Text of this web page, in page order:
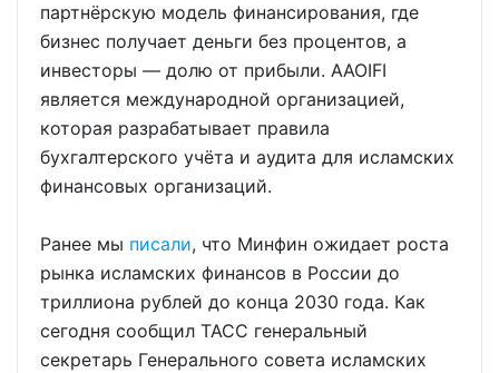
партнёрскую модель финансирования, где
бизнес получает деньги без процентов, а
инвесторы — долю от прибыли. AAOIFI
является международной организацией,
которая разрабатывает правила
бухгалтерского учёта и аудита для исламских
финансовых организаций.
Ранее мы писали, что Минфин ожидает роста
рынка исламских финансов в России до
триллиона рублей до конца 2030 года. Как
сегодня сообщил ТАСС генеральный
секретарь Генерального совета исламских